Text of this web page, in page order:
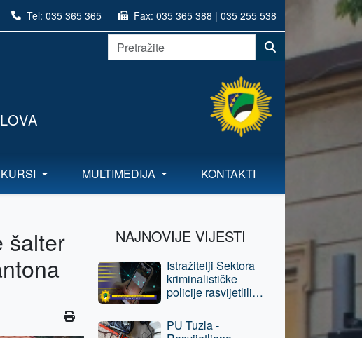
Tel: 035 365 365 Fax: 035 365 388 | 035 255 538
MULTIMEDIJA KONTAKTI
šalter
NAJNOVIJE VIJESTI
Istražitelji Sektora
kriminalističke
policije rasvijetlili
Prijevara,
osumnjičenom licu
PU Tuzla -